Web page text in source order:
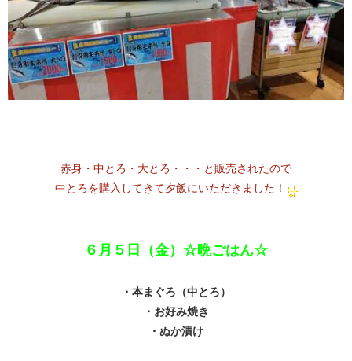
赤身・中とろ・大とろ・・・と販売されたので
中とろを購入してきて夕飯にいただきました！
６月５日（金）☆晩ごはん☆
・本まぐろ（中とろ）
・お好み焼き
・ぬか漬け